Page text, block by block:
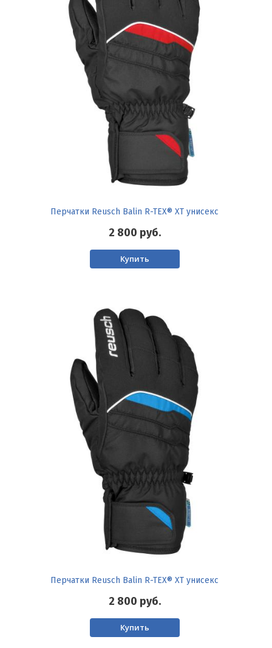
Перчатки Reusch Balin R-TEX® XT унисекс
2 800 руб.
Купить
Перчатки Reusch Balin R-TEX® XT унисекс
2 800 руб.
Купить